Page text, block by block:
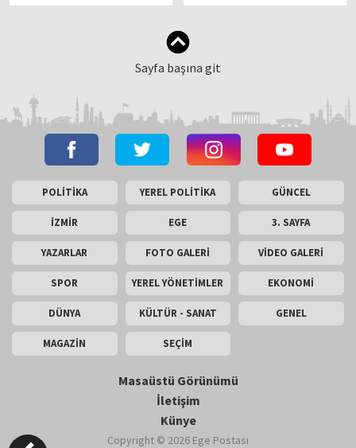
Sayfa başına git
POLİTİKA YEREL POLİTİKA GÜNCEL
İZMİR EGE 3. SAYFA
YAZARLAR FOTO GALERİ VİDEO GALERİ
SPOR YEREL YÖNETİMLER EKONOMİ
DÜNYA KÜLTÜR - SANAT GENEL
MAGAZİN SEÇİM
Masaüstü Görünümü
İletişim
Künye
Copyright © 2026 Ege Postası